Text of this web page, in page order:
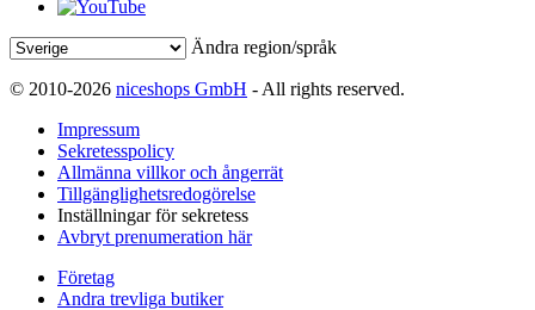
Ändra region/språk
© 2010-2026 niceshops GmbH - All rights reserved.
Impressum
Sekretesspolicy
Allmänna villkor och ångerrät
Tillgänglighetsredogörelse
Inställningar för sekretess
Avbryt prenumeration här
Företag
Andra trevliga butiker